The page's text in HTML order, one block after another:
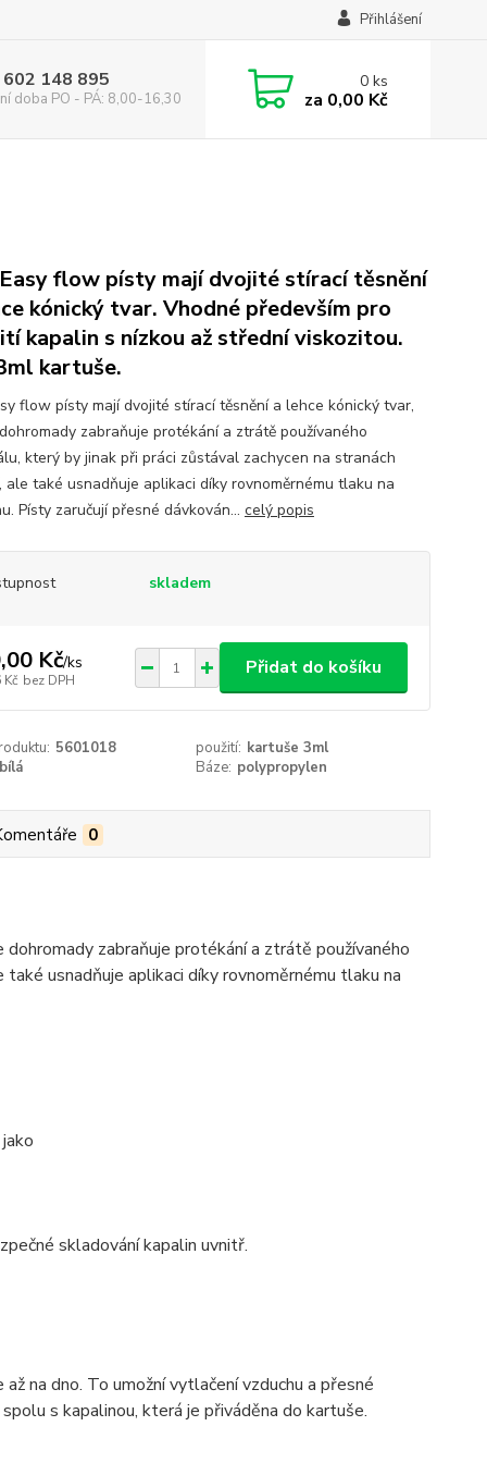
Přihlášení
148 895
doba PO - PÁ: 8,00-16,30
0ks
za 0,00 Kč
flow písty mají dvojité stírací těsnění
kónický tvar. Vhodné především pro
kapalin s nízkou až střední viskozitou.
kartuše.
flow písty mají dvojité stírací těsnění a lehce kónický tvar,
zabraňuje protékání a ztrátě používaného
který by jinak při práci zůstával zachycen na stranách
ale také usnadňuje aplikaci díky rovnoměrnému tlaku na
Písty zaručují přesné dávkován... celý popis
skladem
Kč/ks
Kč bez DPH
Přidat do košíku
5601018 použití: kartuše 3ml
bílá Báze: polypropylen
0
zabraňuje protékání a ztrátě používaného
usnadňuje aplikaci díky rovnoměrnému tlaku na
skladování kapalin uvnitř.
na dno. To umožní vytlačení vzduchu a přesné
s kapalinou, která je přiváděna do kartuše.